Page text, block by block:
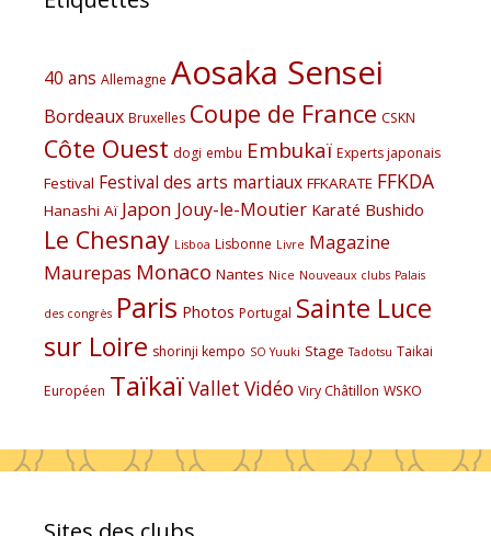
40 ans Allemagne Aosaka Sensei
Bordeaux Bruxelles Coupe de France CSKN
Côte Ouest dogi embu Embukaï Experts japonais
Festival Festival des arts martiaux FFKARATE FFKDA
Hanashi Aï Japon Jouy-le-Moutier Karaté Bushido
Le Chesnay Lisboa Lisbonne Livre Magazine
Maurepas Monaco Nantes Nice Nouveaux clubs Palais
des congrès Paris Photos Portugal Sainte Luce
sur Loire shorinji kempo SO Yuuki Stage Tadotsu Taikai
Européen TaïkaïVallet Vidéo Viry Châtillon WSKO